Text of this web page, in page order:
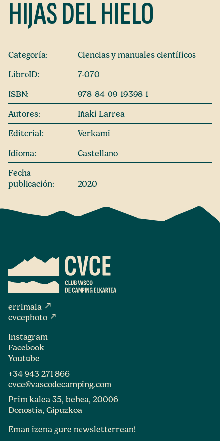
HIJAS DEL HIELO
Categoría:
Ciencias y manuales científicos
LibroID:
7-070
ISBN:
978-84-09-19398-1
Autores:
Iñaki Larrea
Editorial:
Verkami
Idioma:
Castellano
Fecha
publicación:
2020
errimaia north_east
cvcephoto north_east
Instagram
Facebook
Youtube
+34 943 271 866
cvce@vascodecamping.com
Prim kalea 35, behea, 20006
Donostia, Gipuzkoa
Eman izena gure newsletterrean!